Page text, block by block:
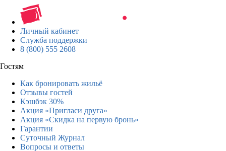
Личный кабинет
Служба поддержки
8 (800) 555 2608
Гостям
Как бронировать жильё
Отзывы гостей
Кэшбэк 30%
Акция «Пригласи друга»
Акция «Скидка на первую бронь»
Гарантии
Суточный Журнал
Вопросы и ответы